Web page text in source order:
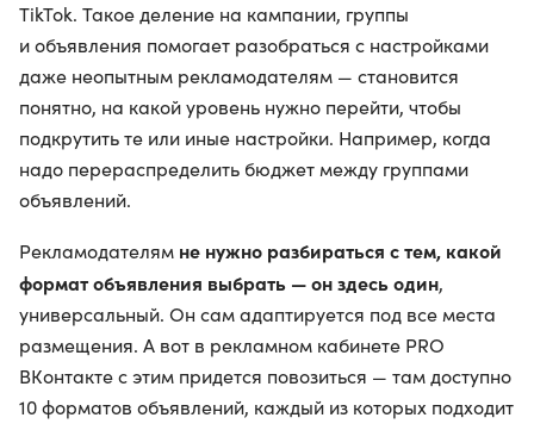
TikTok. Такое деление на кампании, группы
и объявления помогает разобраться с настройками
даже неопытным рекламодателям — становится
понятно, на какой уровень нужно перейти, чтобы
подкрутить те или иные настройки. Например, когда
надо перераспределить бюджет между группами
объявлений.
Рекламодателям не нужно разбираться с тем, какой
формат объявления выбрать — он здесь один,
универсальный. Он сам адаптируется под все места
размещения. А вот в рекламном кабинете PRO
ВКонтакте с этим придется повозиться — там доступно
10 форматов объявлений, каждый из которых подходит